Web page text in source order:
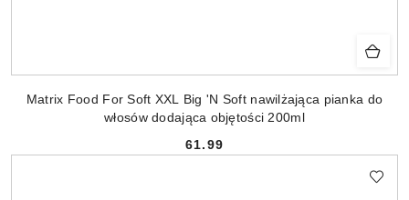
Matrix Food For Soft XXL Big 'N Soft nawilżająca pianka do
włosów dodająca objętości 200ml
Cena:
61.99